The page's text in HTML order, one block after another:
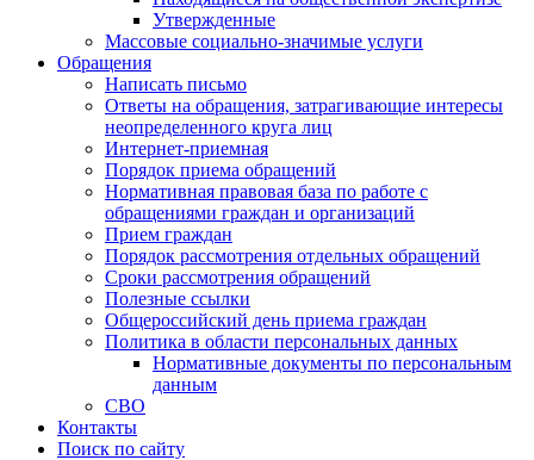
Утвержденные
Массовые социально-значимые услуги
Обращения
Написать письмо
Ответы на обращения, затрагивающие интересы
неопределенного круга лиц
Интернет-приемная
Порядок приема обращений
Нормативная правовая база по работе с
обращениями граждан и организаций
Прием граждан
Порядок рассмотрения отдельных обращений
Сроки рассмотрения обращений
Полезные ссылки
Общероссийский день приема граждан
Политика в области персональных данных
Нормативные документы по персональным
данным
СВО
Контакты
Поиск по сайту